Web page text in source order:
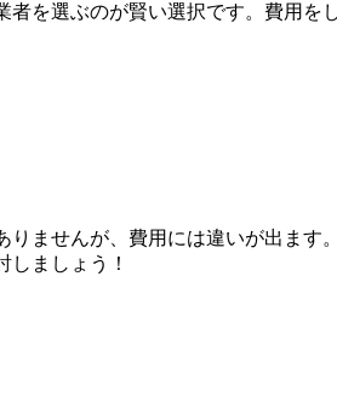
を選ぶのが賢い選択です。費用
ませんが、費用には違いが出ま
ましょう！